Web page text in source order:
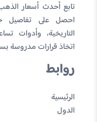
تابع أحدث أسعار
احصل على تفاصيل
التاريخية، وأدوات
اتخاذ قرارات مدروسة
روابط
الرئيسية
الدول